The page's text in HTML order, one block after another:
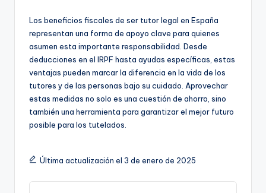
Los beneficios fiscales de ser tutor legal en España
representan una forma de apoyo clave para quienes
asumen esta importante responsabilidad. Desde
deducciones en el IRPF hasta ayudas específicas, estas
ventajas pueden marcar la diferencia en la vida de los
tutores y de las personas bajo su cuidado. Aprovechar
estas medidas no solo es una cuestión de ahorro, sino
también una herramienta para garantizar el mejor futuro
posible para los tutelados.
Última actualización el 3 de enero de 2025